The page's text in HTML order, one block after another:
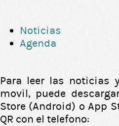
Noticias
Agenda
Para leer las noticias
movil, puede
Store (Android) o App
QR con el telefono: